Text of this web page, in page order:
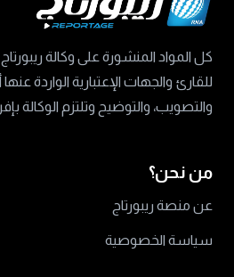
كل المواد المنشورة على وكالة
للقارئ والجهات الإعتبارية الواردة
والتصويب، والتوضيح وتلتزم الوكالة
من نحن؟
عن منصة ريبورتاج
سياسة الخصوصية